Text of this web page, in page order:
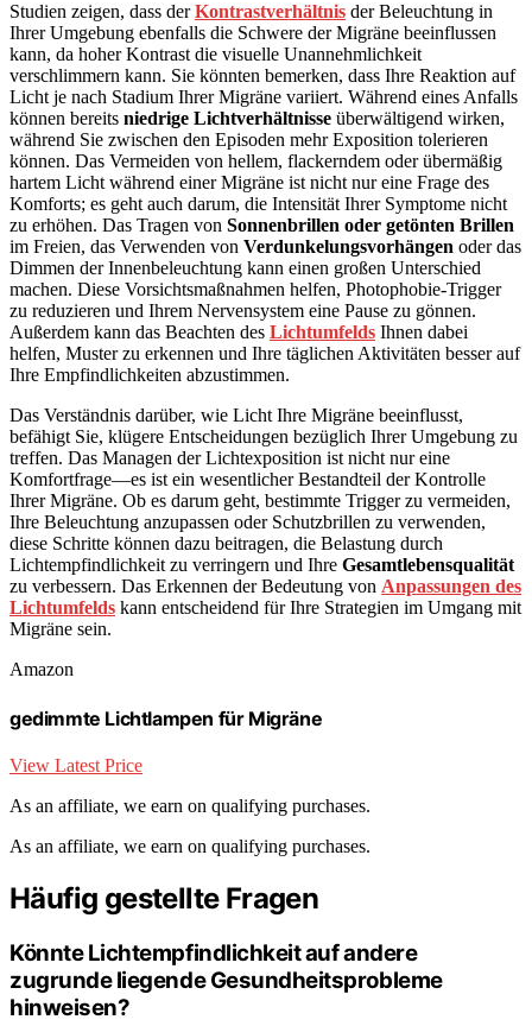
Studien zeigen, dass derKontrastverhältnis der Beleuchtung in
Ihrer Umgebung ebenfalls die Schwere der Migräne beeinflussen
kann, da hoher Kontrast die visuelle Unannehmlichkeit
verschlimmern kann. Sie könnten bemerken, dass Ihre Reaktion auf
Licht je nach Stadium Ihrer Migräne variiert. Während eines Anfalls
können bereits niedrige Lichtverhältnisse überwältigend wirken,
während Sie zwischen den Episoden mehr Exposition tolerieren
können. Das Vermeiden von hellem, flackerndem oder übermäßig
hartem Licht während einer Migräne ist nicht nur eine Frage des
Komforts; es geht auch darum, die Intensität Ihrer Symptome nicht
zu erhöhen. Das Tragen von Sonnenbrillen oder getönten Brillen
im Freien, das Verwenden von Verdunkelungsvorhängen oder das
Dimmen der Innenbeleuchtung kann einen großen Unterschied
machen. Diese Vorsichtsmaßnahmen helfen, Photophobie-Trigger
zu reduzieren und Ihrem Nervensystem eine Pause zu gönnen.
Außerdem kann das Beachten des Lichtumfelds Ihnen dabei
helfen, Muster zu erkennen und Ihre täglichen Aktivitäten besser auf
Ihre Empfindlichkeiten abzustimmen.
Das Verständnis darüber, wie Licht Ihre Migräne beeinflusst,
befähigt Sie, klügere Entscheidungen bezüglich Ihrer Umgebung zu
treffen. Das Managen der Lichtexposition ist nicht nur eine
Komfortfrage—es ist ein wesentlicher Bestandteil der Kontrolle
Ihrer Migräne. Ob es darum geht, bestimmte Trigger zu vermeiden,
Ihre Beleuchtung anzupassen oder Schutzbrillen zu verwenden,
diese Schritte können dazu beitragen, die Belastung durch
Lichtempfindlichkeit zu verringern und Ihre Gesamtlebensqualität
zu verbessern. Das Erkennen der Bedeutung von Anpassungen des
Lichtumfelds kann entscheidend für Ihre Strategien im Umgang mit
Migräne sein.
Amazon
gedimmte Lichtlampen für Migräne
View Latest Price
As an affiliate, we earn on qualifying purchases.
As an affiliate, we earn on qualifying purchases.
Häufig gestellte Fragen
Könnte Lichtempfindlichkeit auf andere
zugrunde liegende Gesundheitsprobleme
hinweisen?